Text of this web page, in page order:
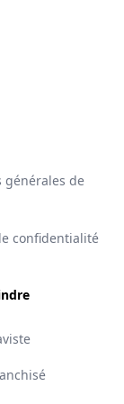
générales de
confidentialité